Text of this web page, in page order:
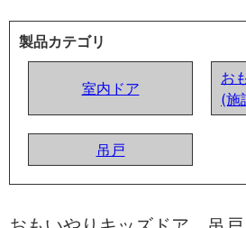
製品カテゴリ
室内ドア
お
(施
吊戸